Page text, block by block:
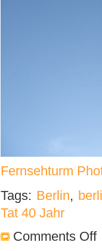
Fernsehturm
Tags: Berlin,
Tat 40 Jahr
Comments Off